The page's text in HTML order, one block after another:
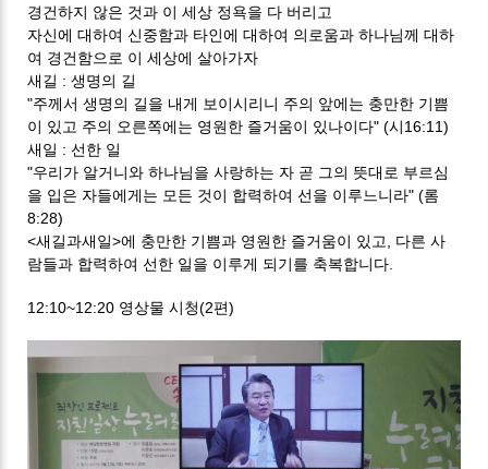
경건하지 않은 것과 이 세상 정욕을 다 버리고
자신에 대하여 신중함과 타인에 대하여 의로움과 하나님께 대하
여 경건함으로 이 세상에 살아가자
새길 : 생명의 길
"주께서 생명의 길을 내게 보이시리니 주의 앞에는 충만한 기쁨
이 있고 주의 오른쪽에는 영원한 즐거움이 있나이다" (시16:11)
새일 : 선한 일
"우리가 알거니와 하나님을 사랑하는 자 곧 그의 뜻대로 부르심
을 입은 자들에게는 모든 것이 합력하여 선을 이루느니라" (롬
8:28)
<새길과새일>에 충만한 기쁨과 영원한 즐거움이 있고, 다른 사
람들과 합력하여 선한 일을 이루게 되기를 축복합니다.
12:10~12:20 영상물 시청(2편)